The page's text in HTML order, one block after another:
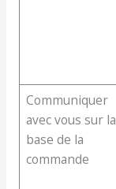
Communiquer
avec vous sur la
base de la
commande